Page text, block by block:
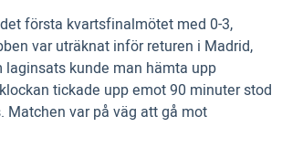
första kvartsfinalmötet med 0-3,
var uträknat inför returen i Madrid,
laginsats kunde man hämta upp
tickade upp emot 90 minuter stod
Matchen var på väg att gå mot